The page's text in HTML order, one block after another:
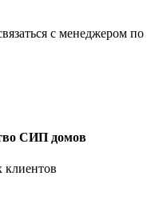
с менеджером по
СИП домов